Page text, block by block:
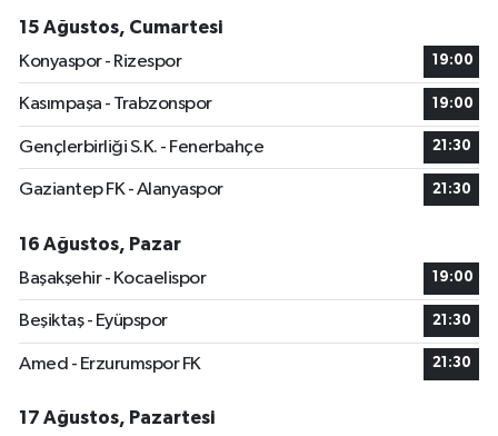
15 Ağustos, Cumartesi
Konyaspor - Rizespor
19:00
Kasımpaşa - Trabzonspor 19:00
Gençlerbirliği S.K. - Fenerbahçe 21:30
Gaziantep FK - Alanyaspor 21:30
16 Ağustos, Pazar
Başakşehir - Kocaelispor
19:00
Beşiktaş - Eyüpspor 21:30
Amed - Erzurumspor FK 21:30
17 Ağustos, Pazartesi